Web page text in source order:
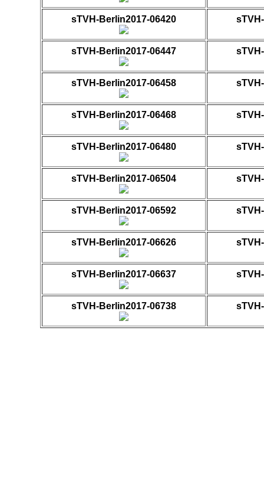
sTVH-Berlin2017-06420
sTVH-Berlin2017-06447
sTVH-Berlin2017-06458
sTVH-Berlin2017-06468
sTVH-Berlin2017-06480
sTVH-Berlin2017-06504
sTVH-Berlin2017-06592
sTVH-Berlin2017-06626
sTVH-Berlin2017-06637
sTVH-Berlin2017-06738